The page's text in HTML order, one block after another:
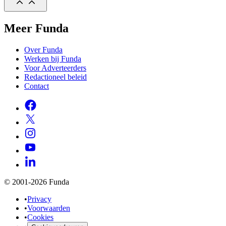
Meer Funda
Over Funda
Werken bij Funda
Voor Adverteerders
Redactioneel beleid
Contact
© 2001-2026 Funda
•Privacy
•Voorwaarden
•Cookies